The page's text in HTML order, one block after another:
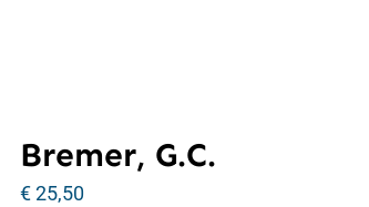
Bremer, G.C.
€25,50